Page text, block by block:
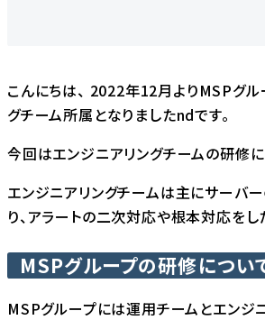
こんにちは、 2022年12月よりMSPグ
グチーム所属となりましたndです。
今回はエンジニアリングチームの研修に
エンジニアリングチームは主にサーバ
り、アラートの二次対応や根本対応をし
MSPグループの研修につい
MSPグループには運用チームとエンジ